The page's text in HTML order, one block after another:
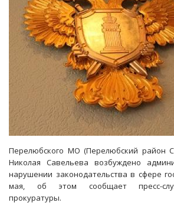
Перелюбского МО (Перелюбский район
Николая Савельева возбуждено
нарушении законодательства в сфере
мая, об этом сообщает пресс-
прокуратуры.